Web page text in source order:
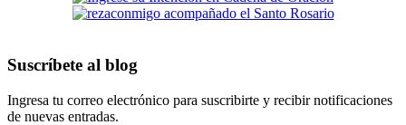
Suscríbete al blog
Ingresa tu correo electrónico para suscribirte y recibir notificaciones
de nuevas entradas.